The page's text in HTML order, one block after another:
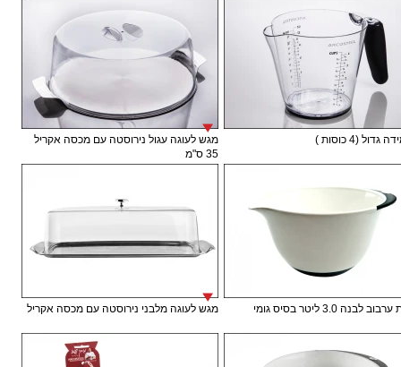
(4 כוסות )
מגש לעוגה עגול נירוסטה עם מכסה אקריל
35 ס"מ
לבנה 3.0 ליטר בסיס גומי מגש לעוגה מלבני נירוסטה עם מכסה אקריל